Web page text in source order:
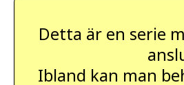
Detta är en serie
Ibland kan man